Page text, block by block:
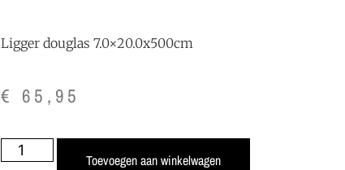
Ligger douglas 7.0×20.0x500cm
€ 65,95
Toevoegen aan winkelwagen